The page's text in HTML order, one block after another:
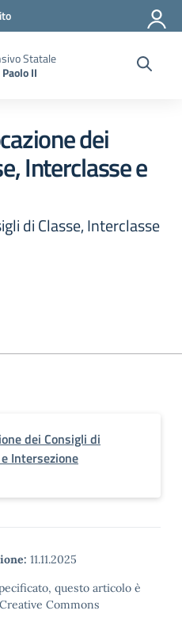
Statale
II
dei
Interclasse e
di Classe, Interclasse
dei Consigli di
Intersezione
11.11.2025
questo articolo è
Commons